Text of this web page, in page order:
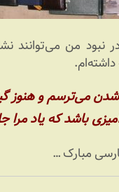
من می‌توانند
می‌ترسم و هنوز
باشد که یاد مرا
مبارک …